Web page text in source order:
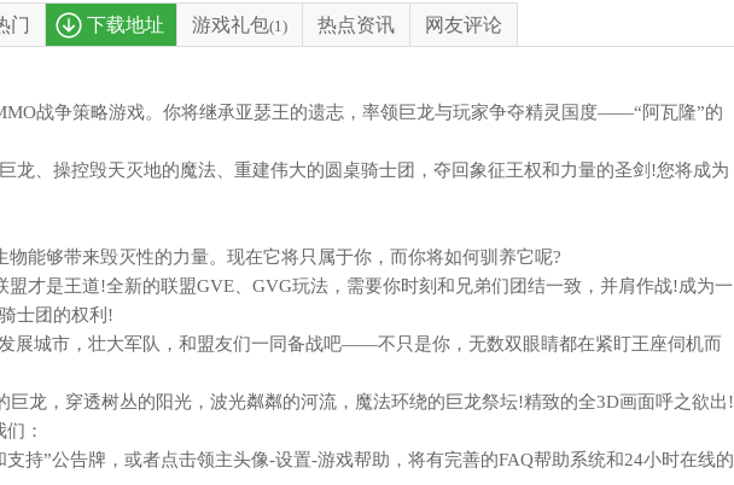
门 下载地址 游戏礼包(1) 热点资讯 网友评论
战争策略游戏。你将继承亚瑟王的遗志，率领巨龙与玩家争夺精灵国度——“阿瓦隆”的
、操控毁天灭地的魔法、重建伟大的圆桌骑士团，夺回象征王权和力量的圣剑!您将成为
够带来毁灭性的力量。现在它将只属于你，而你将如何驯养它呢?
是王道!全新的联盟GVE、GVG玩法，需要你时刻和兄弟们团结一致，并肩作战!成为一
士团的权利!
城市，壮大军队，和盟友们一同备战吧——不只是你，无数双眼睛都在紧盯王座伺机而
，穿透树丛的阳光，波光粼粼的河流，魔法环绕的巨龙祭坛!精致的全3D画面呼之欲出!
：
”公告牌，或者点击领主头像-设置-游戏帮助，将有完善的FAQ帮助系统和24小时在线的